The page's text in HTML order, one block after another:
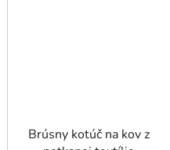
Brúsny kotúč na kov z